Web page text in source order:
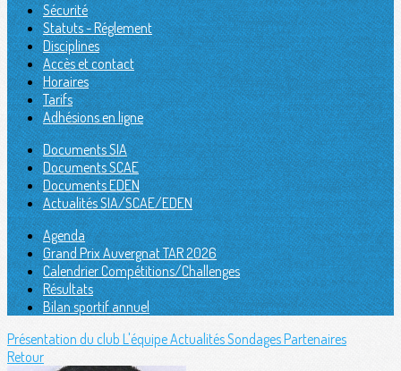
Sécurité
Statuts - Réglement
Disciplines
Accès et contact
Horaires
Tarifs
Adhésions en ligne
Documents SIA
Documents SCAE
Documents EDEN
Actualités SIA/SCAE/EDEN
Agenda
Grand Prix Auvergnat TAR 2026
Calendrier Compétitions/Challenges
Résultats
Bilan sportif annuel
Présentation du club L'équipeActualitésSondagesPartenaires
Retour